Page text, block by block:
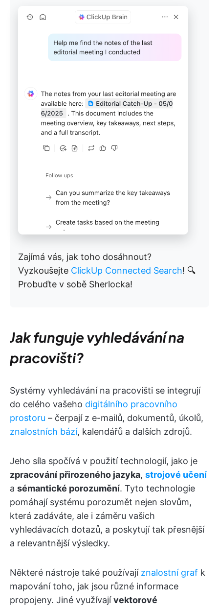
Zajímá vás, jak toho dosáhnout?
Vyzkoušejte ClickUp Connected Search! 🔍
Probuďte v sobě Sherlocka!
Jak funguje vyhledávání na
pracovišti?
Systémy vyhledávání na pracovišti se integrují
do celého vašeho digitálního pracovního
prostoru – čerpají z e-mailů, dokumentů, úkolů,
znalostních bází, kalendářů a dalších zdrojů.
Jeho síla spočívá v použití technologií, jako je
zpracování přirozeného jazyka, strojové učení
a sémantické porozumění. Tyto technologie
pomáhají systému porozumět nejen slovům,
která zadáváte, ale i záměru vašich
vyhledávacích dotazů, a poskytují tak přesnější
a relevantnější výsledky.
Některé nástroje také používají znalostní graf k
mapování toho, jak jsou různé informace
propojeny. Jiné využívajívektorové